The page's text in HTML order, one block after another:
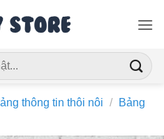
thông tin thôi nôi /
Bảng